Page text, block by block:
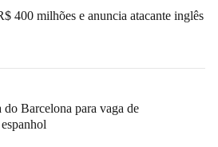
400 milhões e anuncia atacante inglês
Barcelona para vaga de